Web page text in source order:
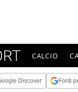
CALCIO
Discover Fonti